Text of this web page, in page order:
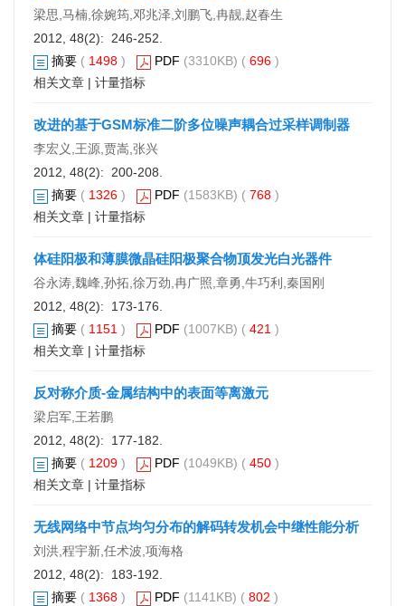
梁思,马楠,徐婉筠,邓兆泽,刘鹏飞,冉靓,赵春生
2012, 48(2): 246-252.
摘要 ( 1498 ) PDF (3310KB) ( 696 )
相关文章 | 计量指标
改进的基于GSM标准二阶多位噪声耦合过采样调制器
李宏义,王源,贾嵩,张兴
2012, 48(2): 200-208.
摘要 ( 1326 ) PDF (1583KB) ( 768 )
相关文章 | 计量指标
体硅阳极和薄膜微晶硅阳极聚合物顶发光白光器件
谷永涛,魏峰,孙拓,徐万劲,冉广照,章勇,牛巧利,秦国刚
2012, 48(2): 173-176.
摘要 ( 1151 ) PDF (1007KB) ( 421 )
相关文章 | 计量指标
反对称介质-金属结构中的表面等离激元
梁启军,王若鹏
2012, 48(2): 177-182.
摘要 ( 1209 ) PDF (1049KB) ( 450 )
相关文章 | 计量指标
无线网络中节点均匀分布的解码转发机会中继性能分析
刘洪,程宇新,任术波,项海格
2012, 48(2): 183-192.
摘要 ( 1368 ) PDF (1141KB) ( 802 )